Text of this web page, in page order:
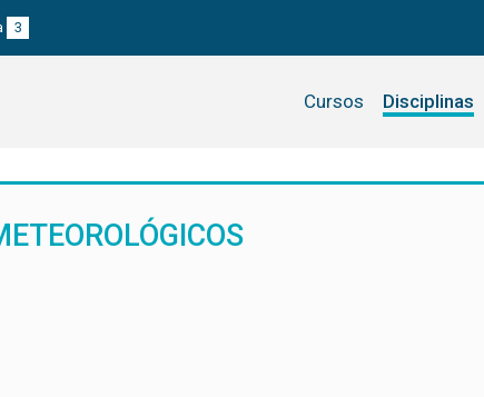
3
Cursos Disciplinas